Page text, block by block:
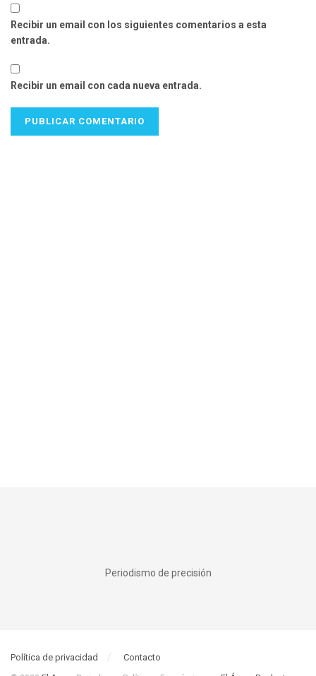
Recibir un email con los siguientes comentarios a esta
entrada.
Recibir un email con cada nueva entrada.
Periodismo de precisión
Política de privacidad Contacto